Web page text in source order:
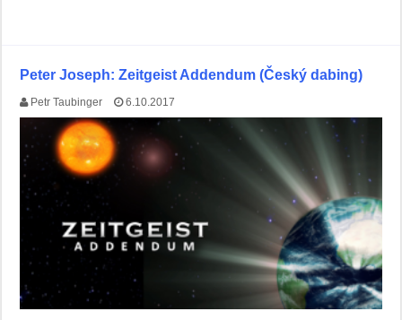
Peter Joseph: Zeitgeist Addendum (Český dabing)
Petr Taubinger 6.10.2017